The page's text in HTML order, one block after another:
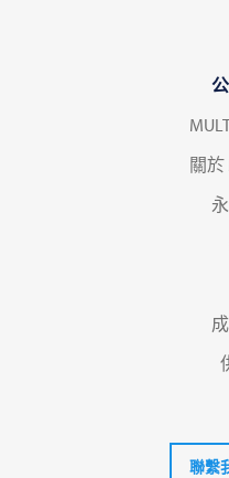
關於
聯繫